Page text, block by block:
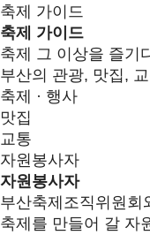
축제 가이드
축제 가이드
축제 그 이상을 즐기
부산의 관광, 맛집,
축제 · 행사
맛집
교통
자원봉사자
자원봉사자
부산축제조직위원회
축제를 만들어 갈 자